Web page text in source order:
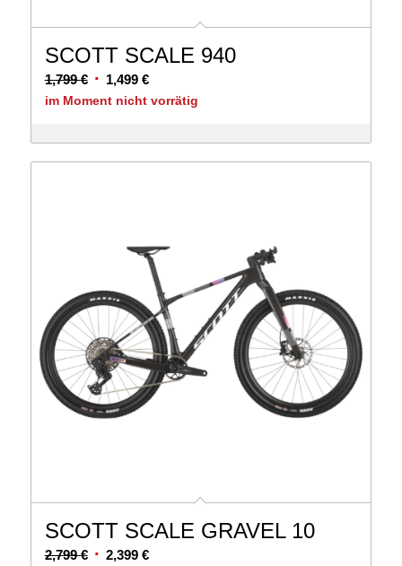
SCOTT SCALE 940
1,799€ Ursprünglicher
Preis
1,799 €
1,499 €Aktueller
Preis
1,499 €.
im Moment nicht vorrätig
SCOTT SCALE GRAVEL 10
2,799€ Ursprünglicher
2,399 €Aktueller